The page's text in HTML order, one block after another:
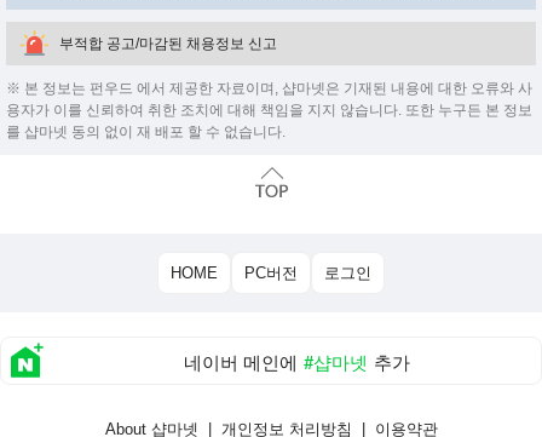
부적합 공고/마감된 채용정보 신고
※ 본 정보는 펀우드 에서 제공한 자료이며, 샵마넷은 기재된 내용에 대한 오류와 사
용자가 이를 신뢰하여 취한 조치에 대해 책임을 지지 않습니다. 또한 누구든 본 정보
를 샵마넷 동의 없이 재 배포 할 수 없습니다.
HOME PC버전 로그인
네이버 메인에 #샵마넷 추가
About 샵마넷 개인정보 처리방침 이용약관